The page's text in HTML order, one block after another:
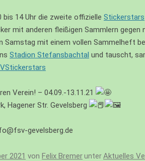
BAMBINIS)
14 Uhr die zweite offizielle Stickerstars
mit anderen fleißigen Sammlern
Samstag mit einem vollen Sammelheft
Stadion Stefansbachtal und tauscht,
Verein! – 04.09.-13.11.21
Hagener Str. Gevelsberg
gevelsberg.de
2021 von Felix BremerunterAktuelles